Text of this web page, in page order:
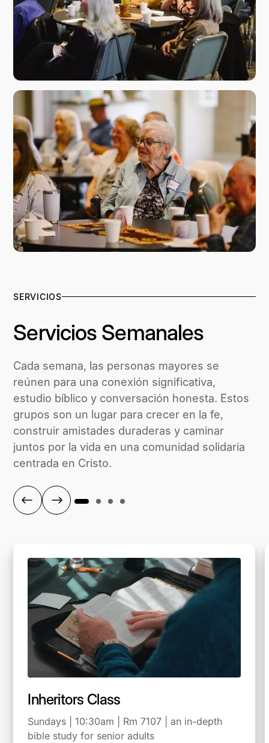
SERVICIOS
Servicios Semanales
Cada semana, las personas mayores se
reúnen para una conexión significativa,
estudio bíblico y conversación honesta. Estos
grupos son un lugar para crecer en la fe,
construir amistades duraderas y caminar
juntos por la vida en una comunidad solidaria
centrada en Cristo.
Inheritors Class
Sundays | 10:30am | Rm 7107 | an in-depth
bible study for senior adults